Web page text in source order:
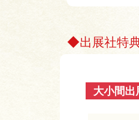
◆出展社特
大小間出